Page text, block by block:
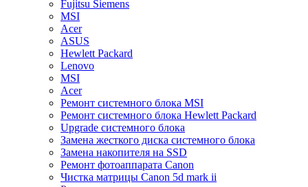
Fujitsu Siemens
MSI
Acer
ASUS
Hewlett Packard
Lenovo
MSI
Acer
Ремонт системного блока MSI
Ремонт системного блока Hewlett Packard
Upgrade системного блока
Замена жесткого диска системного блока
Замена накопителя на SSD
Ремонт фотоаппарата Canon
Чистка матрицы Canon 5d mark ii